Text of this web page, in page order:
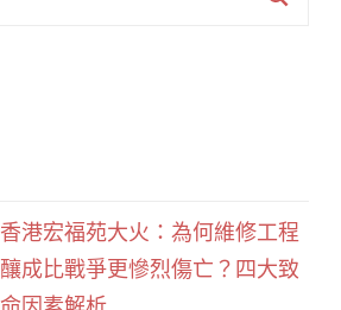
香港宏福苑大火：為何維修工程
釀成比戰爭更慘烈傷亡？四大致